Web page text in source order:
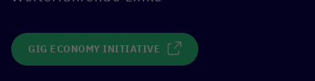
GIG ECONOMY INITIATIVE